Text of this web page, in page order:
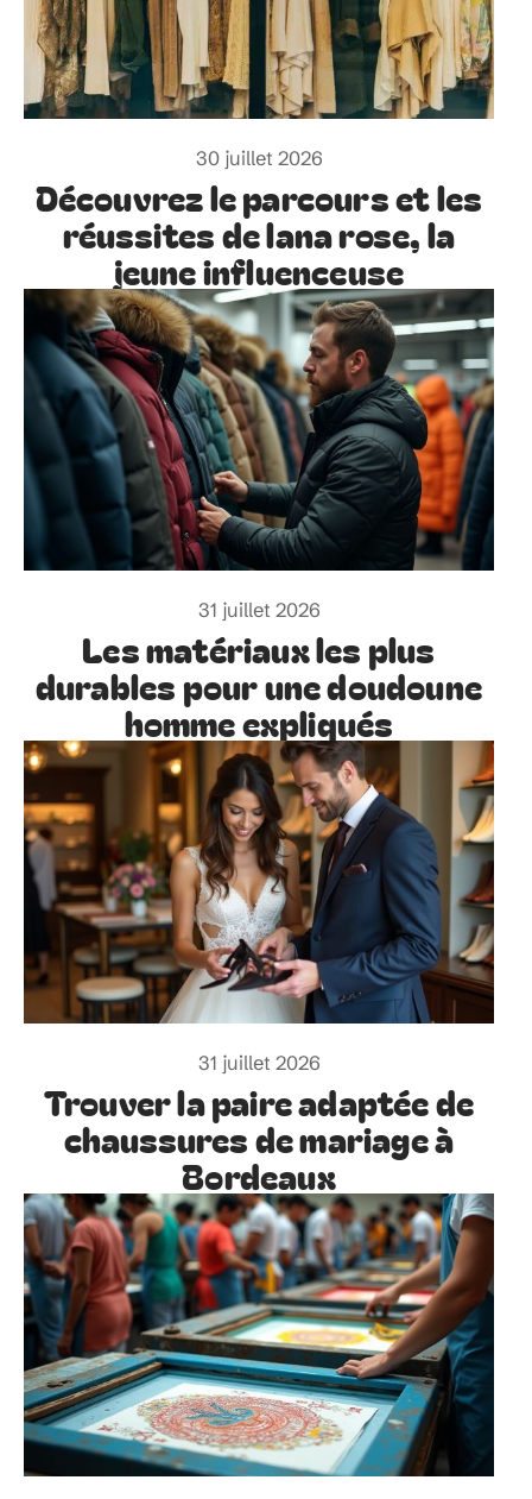
30 juillet 2026
Découvrez le parcours et les
réussites de lana rose, la
jeune influenceuse
31 juillet 2026
Les matériaux les plus
durables pour une doudoune
homme expliqués
31 juillet 2026
Trouver la paire adaptée de
chaussures de mariage à
Bordeaux